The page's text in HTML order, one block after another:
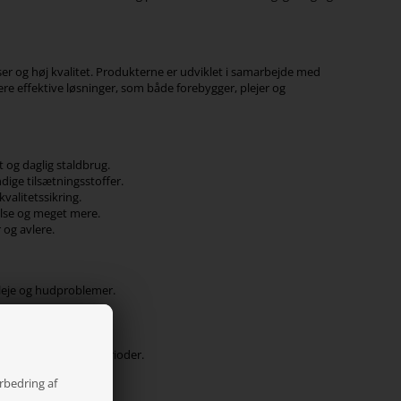
af
og høj kvalitet. Produkterne er udviklet i samarbejde med
effektive løsninger, som både forebygger, plejer og
daglig staldbrug.
tilsætningsstoffer.
og meget mere.
avlere.
og hudproblemer.
og varme perioder.